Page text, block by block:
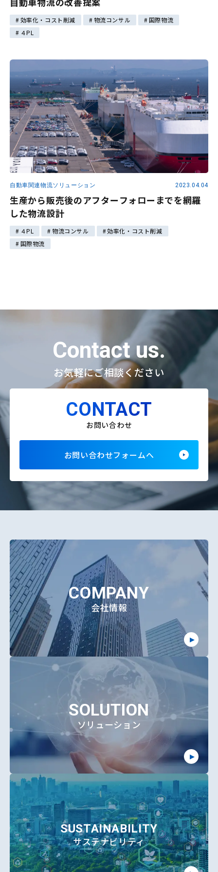
効率化・コスト削減 物流コンサル
国際物流
４PL
自動車関連物流ソリューション 2023.04.04
生産から販売後のアフターフォローまでを網羅
した物流設計
４PL 物流コンサル
効率化・コスト削減
国際物流
Contact us.
お気軽にご相談ください
CONTACT
お問い合わせ
お問い合わせフォームへ
COMPANY
会社情報
SOLUTION
ソリューション
SUSTAINABILITY
サステナビリティ